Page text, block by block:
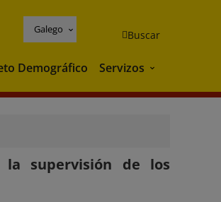
Galego Buscar
ambiente
Demográfico Servizos Servizos
supervisión de los